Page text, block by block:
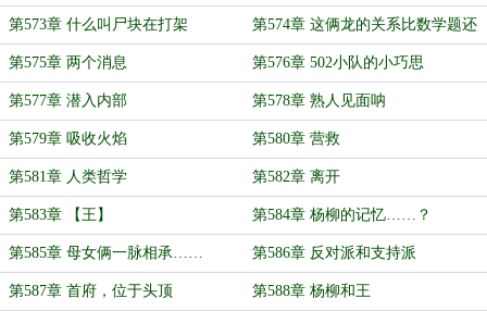
第573章 什么叫尸块在打架 第574章 这俩龙的关系比数学题还
复杂
第575章 两个消息 第576章 502小队的小巧思
第577章 潜入内部 第578章 熟人见面呐
第579章 吸收火焰 第580章 营救
第581章 人类哲学 第582章 离开
第583章 【王】 第584章 杨柳的记忆……？
第585章 母女俩一脉相承…… 第586章 反对派和支持派
第587章 首府，位于头顶 第588章 杨柳和王